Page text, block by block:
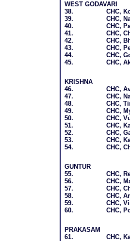
WEST GODAVARI
38.
CHC,
39.
CHC,
40.
CHC,
41.
CHC,
42.
CHC,
43.
CHC,
44.
CHC,
45.
CHC,
KRISHNA
46.
CHC,
47.
CHC,
48.
CHC,
49.
CHC,
50.
CHC,
51.
CHC,
52.
CHC,
53.
CHC,
54.
CHC,
GUNTUR
55.
CHC,
56.
CHC,
57.
CHC,
58.
CHC,
59.
CHC,
60.
CHC,
PRAKASAM
61.
CHC,